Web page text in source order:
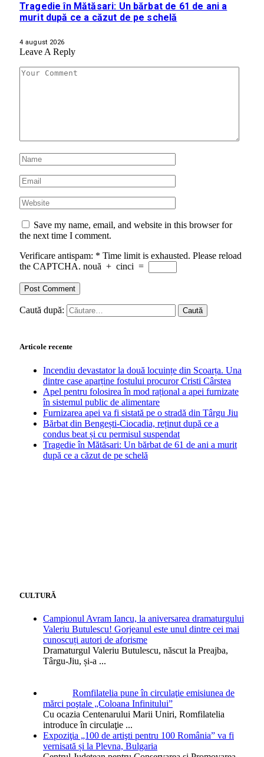
Tragedie în Mătăsari: Un bărbat de 61 de ani a
murit după ce a căzut de pe schelă
4 august 2026
Leave A Reply
Save my name, email, and website in this browser for
the next time I comment.
Verificare antispam: * Time limit is exhausted. Please reload
the CAPTCHA. nouă + cinci =
Caută după:
Articole recente
Incendiu devastator la două locuințe din Scoarța. Una
dintre case aparține fostului procuror Cristi Cârstea
Apel pentru folosirea în mod rațional a apei furnizate
în sistemul public de alimentare
Furnizarea apei va fi sistată pe o stradă din Târgu Jiu
Bărbat din Bengești-Ciocadia, reținut după ce a
condus beat și cu permisul suspendat
Tragedie în Mătăsari: Un bărbat de 61 de ani a murit
după ce a căzut de pe schelă
CULTURĂ
Campionul Avram Iancu, la aniversarea dramaturgului
Valeriu Butulescu! Gorjeanul este unul dintre cei mai
cunoscuți autori de aforisme
Dramaturgul Valeriu Butulescu, născut la Preajba,
Târgu-Jiu, și-a ...
Romfilatelia pune în circulaţie emisiunea de
mărci poştale „Coloana Infinitului”
Cu ocazia Centenarului Marii Uniri, Romfilatelia
introduce în circulaţie ...
Expoziţia „100 de artişti pentru 100 România” va fi
vernisată și la Plevna, Bulgaria